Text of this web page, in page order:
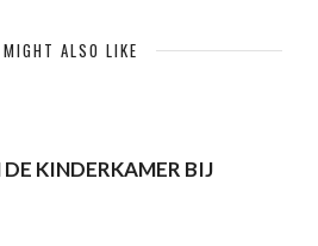
ALSO LIKE
KINDERKAMER BIJ